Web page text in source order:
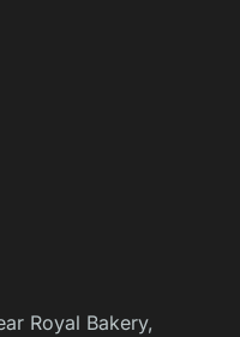
Royal Bakery,